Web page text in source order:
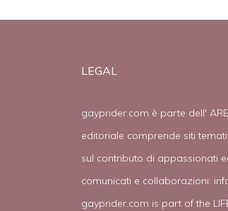
LEGAL
gayprider.com è parte dell'
editoriale comprende siti
sul contributo di appassionati
comunicati e collaborazioni:
gayprider.com is part of the